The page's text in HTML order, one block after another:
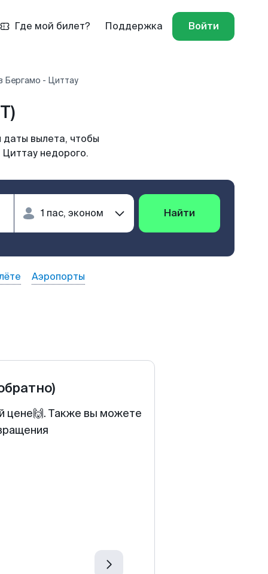
Где мой билет? Поддержка Войти
Бергамо - Циттау
вылета, чтобы
недорого.
Найти
Аэропорты
цене🙌. Также вы можете